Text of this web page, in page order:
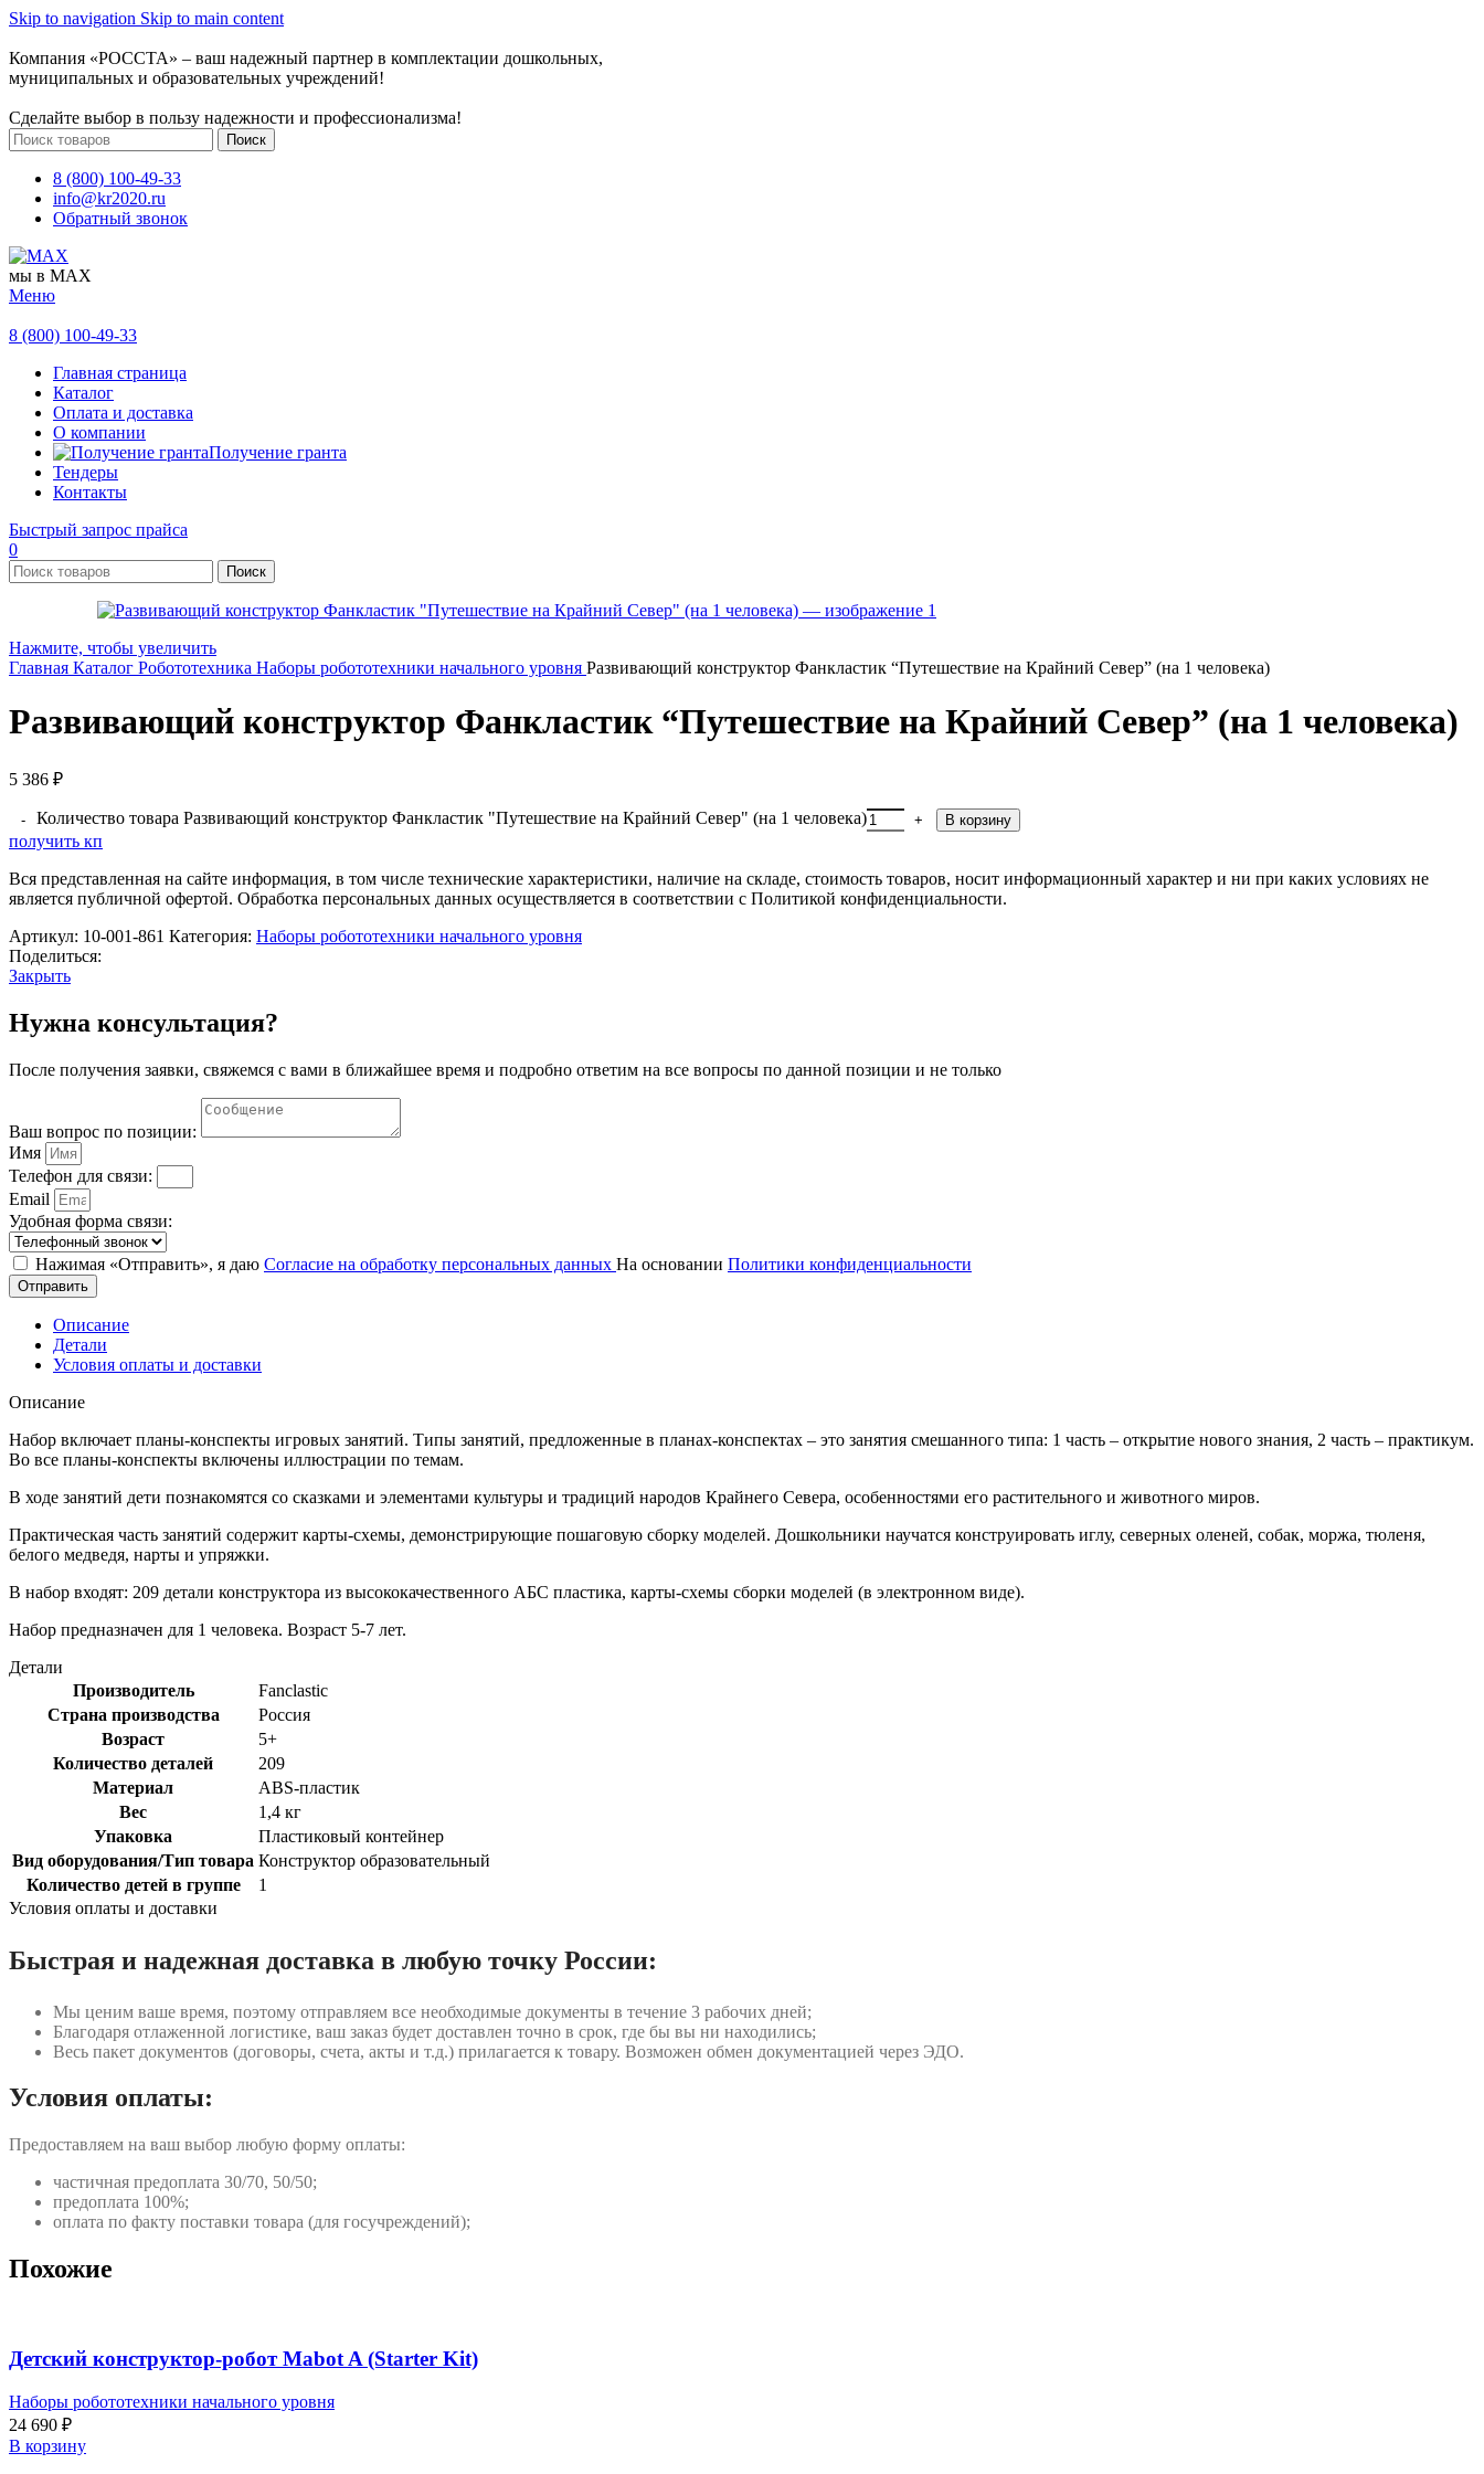
Skip to navigation Skip to main content
Компания «РОССТА» – ваш надежный партнер в комплектации дошкольных,
муниципальных и образовательных учреждений!
Сделайте выбор в пользу надежности и профессионализма!
Поиск
8 (800) 100-49-33
info@kr2020.ru
Обратный звонок
мы в MAX
Меню
8 (800) 100-49-33
Главная страница
Каталог
Оплата и доставка
О компании
Получение гранта
Тендеры
Контакты
Быстрый запрос прайса
0
Поиск
Нажмите, чтобы увеличить
Главная Каталог Робототехника Наборы робототехники начального уровня Развивающий конструктор Фанкластик “Путешествие на Крайний Север” (на 1 человека)
Развивающий конструктор Фанкластик “Путешествие на Крайний Север” (на 1 человека)
5 386 ₽
Количество товара Развивающий конструктор Фанкластик "Путешествие на Крайний Север" (на 1 человека) В корзину
получить кп
Вся представленная на сайте информация, в том числе технические характеристики, наличие на складе, стоимость товаров, носит информационный характер и ни при каких условиях не
является публичной офертой. Обработка персональных данных осуществляется в соответствии с Политикой конфиденциальности.
Артикул: 10-001-861 Категория: Наборы робототехники начального уровня
Поделиться:
Закрыть
Нужна консультация?
После получения заявки, свяжемся с вами в ближайшее время и подробно ответим на все вопросы по данной позиции и не только
Ваш вопрос по позиции:
Имя
Телефон для связи:
Email
Удобная форма связи:
Нажимая «Отправить», я даю Согласие на обработку персональных данных На основании Политики конфиденциальности
Отправить
Описание
Детали
Условия оплаты и доставки
Описание
Набор включает планы-конспекты игровых занятий. Типы занятий, предложенные в планах-конспектах – это занятия смешанного типа: 1 часть – открытие нового знания, 2 часть – практикум.
Во все планы-конспекты включены иллюстрации по темам.
В ходе занятий дети познакомятся со сказками и элементами культуры и традиций народов Крайнего Севера, особенностями его растительного и животного миров.
Практическая часть занятий содержит карты-схемы, демонстрирующие пошаговую сборку моделей. Дошкольники научатся конструировать иглу, северных оленей, собак, моржа, тюленя,
белого медведя, нарты и упряжки.
В набор входят: 209 детали конструктора из высококачественного АБС пластика, карты-схемы сборки моделей (в электронном виде).
Набор предназначен для 1 человека. Возраст 5-7 лет.
Детали
Производитель
Fanclastic
Страна производства
Россия
Возраст
5+
Количество деталей
209
Материал
ABS-пластик
Вес
1,4 кг
Упаковка
Пластиковый контейнер
Вид оборудования/Тип товара Конструктор образовательный
Количество детей в группе
1
Условия оплаты и доставки
Быстрая и надежная доставка в любую точку России:
Мы ценим ваше время, поэтому отправляем все необходимые документы в течение 3 рабочих дней;
Благодаря отлаженной логистике, ваш заказ будет доставлен точно в срок, где бы вы ни находились;
Весь пакет документов (договоры, счета, акты и т.д.) прилагается к товару. Возможен обмен документацией через ЭДО.
Условия оплаты:
Предоставляем на ваш выбор любую форму оплаты:
частичная предоплата 30/70, 50/50;
предоплата 100%;
оплата по факту поставки товара (для госучреждений);
Похожие
Детский конструктор-робот Mabot A (Starter Kit)
Наборы робототехники начального уровня
24 690 ₽
В корзину